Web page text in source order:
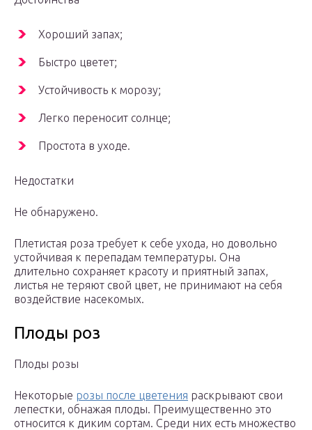
Хороший запах;
Быстро цветет;
Устойчивость к морозу;
Легко переносит солнце;
Простота в уходе.
Недостатки
Не обнаружено.
Плетистая роза требует к себе ухода, но довольно
устойчивая к перепадам температуры. Она
длительно сохраняет красоту и приятный запах,
листья не теряют свой цвет, не принимают на себя
воздействие насекомых.
Плоды роз
Плоды розы
Некоторые розы после цветения раскрывают свои
лепестки, обнажая плоды. Преимущественно это
относится к диким сортам. Среди них есть множество